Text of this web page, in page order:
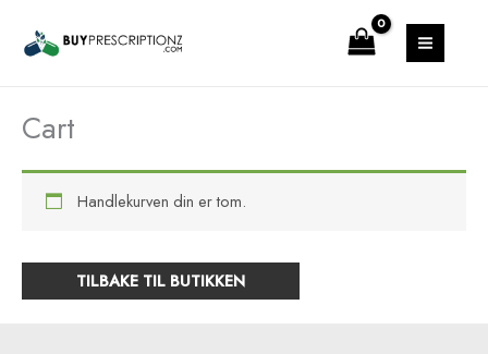
MAIN
MENU
Cart
Handlekurven din er tom.
TILBAKE TIL BUTIKKEN